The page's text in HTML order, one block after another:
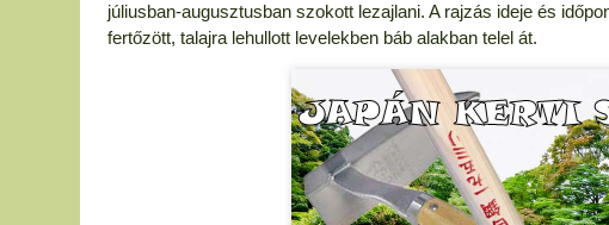
júliusban-augusztusban szokott lezajlani. A rajzás ideje és
fertőzött, talajra lehullott levelekben báb alakban telel át.